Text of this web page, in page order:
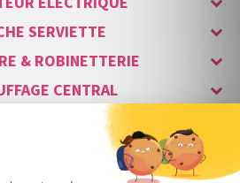
SERVIETTE
& ROBINETTERIE
CENTRAL
& SÉCURITÉ
CONNECTÉE
& INTERPHONE